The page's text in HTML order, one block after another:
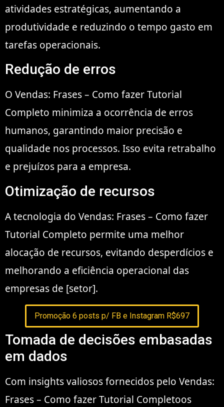
atividades estratégicas, aumentando a
produtividade e reduzindo o tempo gasto em
tarefas operacionais.
Redução de erros
O Vendas: Frases – Como fazer Tutorial
Completo minimiza a ocorrência de erros
humanos, garantindo maior precisão e
qualidade nos processos. Isso evita retrabalho
e prejuízos para a empresa.
Otimização de recursos
A tecnologia do Vendas: Frases – Como fazer
Tutorial Completo permite uma melhor
alocação de recursos, evitando desperdícios e
melhorando a eficiência operacional das
empresas de [setor].
Promoção 6 posts p/ FB e Instagram R$697
Tomada de decisões embasadas
em dados
Com insights valiosos fornecidos pelo Vendas:
Frases – Como fazer Tutorial Completoos